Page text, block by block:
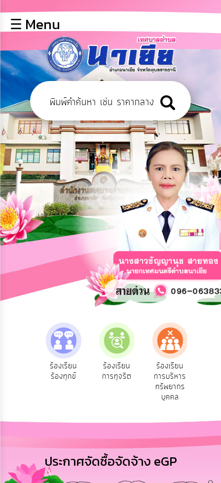
หลัก
ข้อมูล
พื้น
ฐาน
บุคลากร
ข่าว
ประชาสัมพันธ์
การ
เปิด
เผย
ข้อมูล
สาธารณะ
OIT
การ
ปฏิสัมพันธ์
ความ
ยุทธศาสตร์/
ทรัพยากร
บริหาร
งาน
☰ Menu
ร้องเรียน
ร้องทุกข์
ร้องเรียน
การทุจริต
ร้องเรียน
การบริหาร
ทรัพยากร
บุคคล
ประกาศจัดซื้อจัดจ้าง eGP